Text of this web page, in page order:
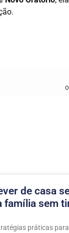
de casa
família sem
práticas